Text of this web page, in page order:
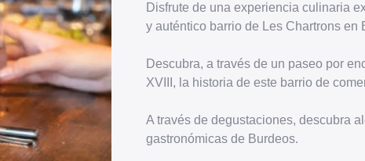
Disfrute de una experiencia culinaria
y auténtico barrio de Les Chartrons en
Descubra, a través de un paseo por
XVIII, la historia de este barrio de
A través de degustaciones, descubra
gastronómicas de Burdeos.